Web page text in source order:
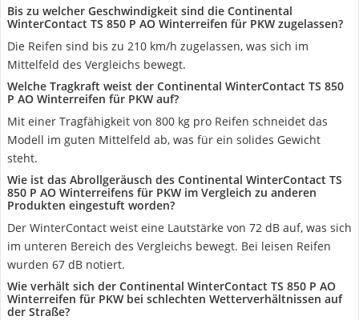
Bis zu welcher Geschwindigkeit sind die Continental
WinterContact TS 850 P AO Winterreifen für PKW zugelassen?
Die Reifen sind bis zu 210 km/h zugelassen, was sich im
Mittelfeld des Vergleichs bewegt.
Welche Tragkraft weist der Continental WinterContact TS 850
P AO Winterreifen für PKW auf?
Mit einer Tragfähigkeit von 800 kg pro Reifen schneidet das
Modell im guten Mittelfeld ab, was für ein solides Gewicht
steht.
Wie ist das Abrollgeräusch des Continental WinterContact TS
850 P AO Winterreifens für PKW im Vergleich zu anderen
Produkten eingestuft worden?
Der WinterContact weist eine Lautstärke von 72 dB auf, was sich
im unteren Bereich des Vergleichs bewegt. Bei leisen Reifen
wurden 67 dB notiert.
Wie verhält sich der Continental WinterContact TS 850 P AO
Winterreifen für PKW bei schlechten Wetterverhältnissen auf
der Straße?